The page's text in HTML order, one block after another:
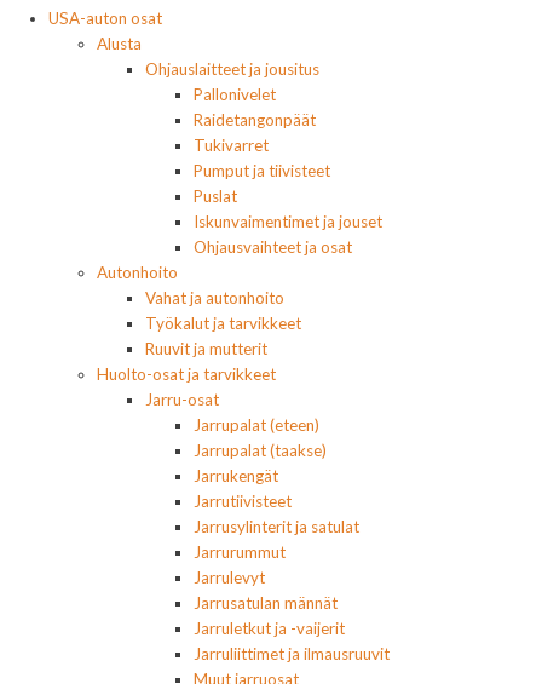
USA-auton osat
Alusta
Ohjauslaitteet ja jousitus
Pallonivelet
Raidetangonpäät
Tukivarret
Pumput ja tiivisteet
Puslat
Iskunvaimentimet ja jouset
Ohjausvaihteet ja osat
Autonhoito
Vahat ja autonhoito
Työkalut ja tarvikkeet
Ruuvit ja mutterit
Huolto-osat ja tarvikkeet
Jarru-osat
Jarrupalat (eteen)
Jarrupalat (taakse)
Jarrukengät
Jarrutiivisteet
Jarrusylinterit ja satulat
Jarrurummut
Jarrulevyt
Jarrusatulan männät
Jarruletkut ja -vaijerit
Jarruliittimet ja ilmausruuvit
Muut jarruosat